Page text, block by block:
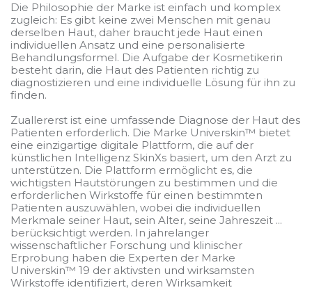
Die Philosophie der Marke ist einfach und komplex
zugleich: Es gibt keine zwei Menschen mit genau
derselben Haut, daher braucht jede Haut einen
individuellen Ansatz und eine personalisierte
Behandlungsformel. Die Aufgabe der Kosmetikerin
besteht darin, die Haut des Patienten richtig zu
diagnostizieren und eine individuelle Lösung für ihn zu
finden.
Zuallererst ist eine umfassende Diagnose der Haut des
Patienten erforderlich. Die Marke Universkin™ bietet
eine einzigartige digitale Plattform, die auf der
künstlichen Intelligenz SkinXs basiert, um den Arzt zu
unterstützen. Die Plattform ermöglicht es, die
wichtigsten Hautstörungen zu bestimmen und die
erforderlichen Wirkstoffe für einen bestimmten
Patienten auszuwählen, wobei die individuellen
Merkmale seiner Haut, sein Alter, seine Jahreszeit ...
berücksichtigt werden. In jahrelanger
wissenschaftlicher Forschung und klinischer
Erprobung haben die Experten der Marke
Universkin™ 19 der aktivsten und wirksamsten
Wirkstoffe identifiziert, deren Wirksamkeit